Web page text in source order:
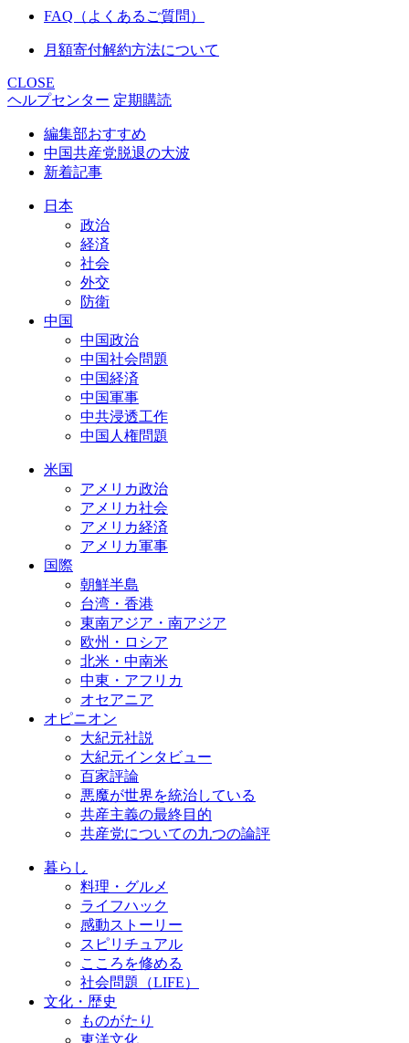
FAQ（よくあるご質問）
月額寄付解約方法について
CLOSE
ヘルプセンター 定期購読
編集部おすすめ
中国共産党脱退の大波
新着記事
日本
政治
経済
社会
外交
防衛
中国
中国政治
中国社会問題
中国経済
中国軍事
中共浸透工作
中国人権問題
米国
アメリカ政治
アメリカ社会
アメリカ経済
アメリカ軍事
国際
朝鮮半島
台湾・香港
東南アジア・南アジア
欧州・ロシア
北米・中南米
中東・アフリカ
オセアニア
オピニオン
大紀元社説
大紀元インタビュー
百家評論
悪魔が世界を統治している
共産主義の最終目的
共産党についての九つの論評
暮らし
料理・グルメ
ライフハック
感動ストーリー
スピリチュアル
こころを修める
社会問題（LIFE）
文化・歴史
ものがたり